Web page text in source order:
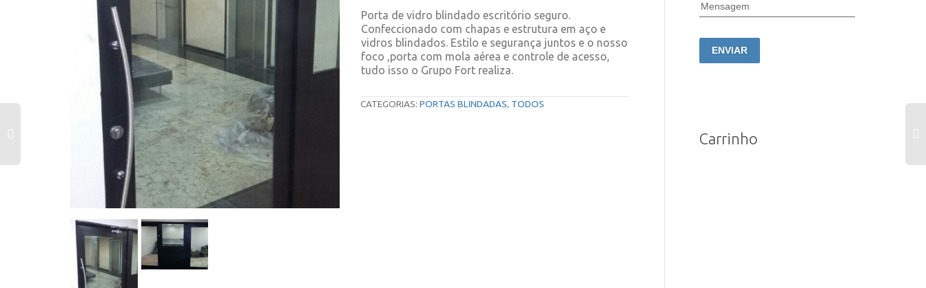
Porta de vidro blindado escritório seguro.
Confeccionado com chapas e estrutura em aço e
vidros blindados. Estilo e segurança juntos e o nosso
foco ,porta com mola aérea e controle de acesso,
tudo isso o Grupo Fort realiza.
CATEGORIAS: PORTAS BLINDADAS, TODOS
Mensagem
ENVIAR
Carrinho